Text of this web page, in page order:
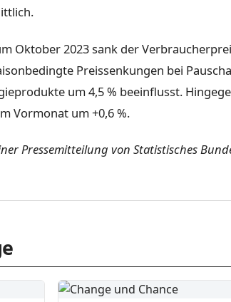
Oktober 2023 sank der
Preissenkungen bei
um 4,5 % beeinflusst.
Vormonat um +0,6 %.
Pressemitteilung von Statistisches